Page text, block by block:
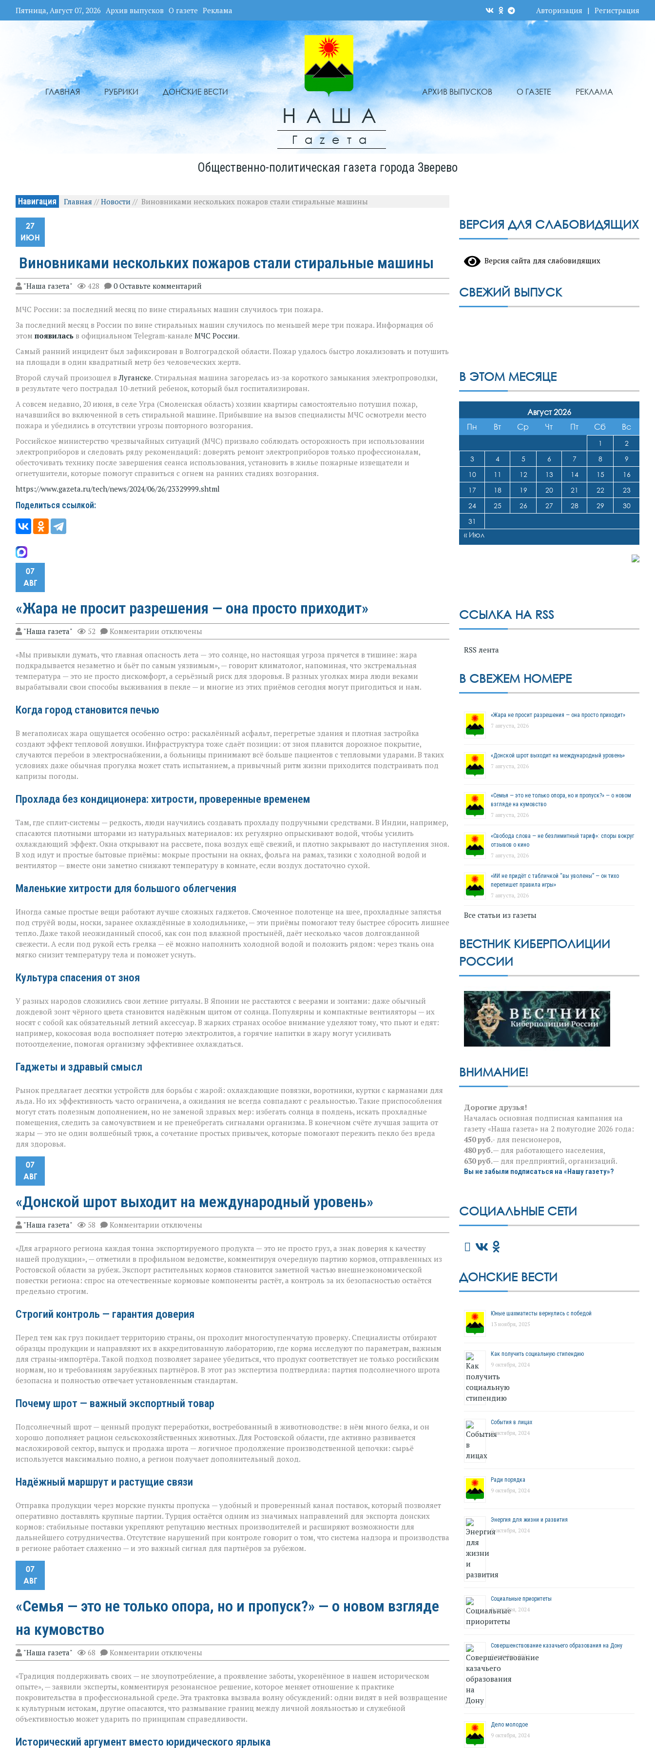
Пятница, Август 07, 2026 Архив выпусков О газете Реклама Авторизация | Регистрация
ГЛАВНАЯ РУБРИКИ ДОНСКИЕ ВЕСТИ
НАША
Гаzета
АРХИВ ВЫПУСКОВ О ГАЗЕТЕ РЕКЛАМА
Общественно-политическая газета города Зверево
Навигация Главная //Новости // Виновниками нескольких пожаров стали стиральные машины
27
ИЮН
Виновниками нескольких пожаров стали стиральные машины
"Наша газета" 428 0 Оставьте комментарий
МЧС России: за последний месяц по вине стиральных машин случилось три пожара.
За последний месяц в России по вине стиральных машин случилось по меньшей мере три пожара. Информация об
этом появилась в официальном Telegram-канале МЧС России.
Самый ранний инцидент был зафиксирован в Волгоградской области. Пожар удалось быстро локализовать и потушить
на площади в один квадратный метр без человеческих жертв.
Второй случай произошел вЛуганске. Стиральная машина загорелась из-за короткого замыкания электропроводки,
в результате чего пострадал 10-летний ребенок, который был госпитализирован.
А совсем недавно, 20 июня, в селе Угра (Смоленская область) хозяин квартиры самостоятельно потушил пожар,
начавшийся во включенной в сеть стиральной машине. Прибывшие на вызов специалисты МЧС осмотрели место
пожара и убедились в отсутствии угрозы повторного возгорания.
Российское министерство чрезвычайных ситуаций (МЧС) призвало соблюдать осторожность при использовании
электроприборов и следовать ряду рекомендаций: доверять ремонт электроприборов только профессионалам,
обесточивать технику после завершения сеанса использования, установить в жилье пожарные извещатели и
огнетушители, которые помогут справиться с огнем на ранних стадиях возгорания.
https://www.gazeta.ru/tech/news/2024/06/26/23329999.shtml
Поделиться ссылкой:
07
АВГ
«Жара не просит разрешения — она просто приходит»
"Наша газета" 52 Комментарии к
записи
не
просит
разрешения — она
просто
приходит»
отключены
«Мы привыкли думать, что главная опасность лета — это солнце, но настоящая угроза прячется в тишине: жара
подкрадывается незаметно и бьёт по самым уязвимым», — говорит климатолог, напоминая, что экстремальная
температура — это не просто дискомфорт, а серьёзный риск для здоровья. В разных уголках мира люди веками
вырабатывали свои способы выживания в пекле — и многие из этих приёмов сегодня могут пригодиться и нам.
Когда город становится печью
В мегаполисах жара ощущается особенно остро: раскалённый асфальт, перегретые здания и плотная застройка
создают эффект тепловой ловушки. Инфраструктура тоже сдаёт позиции: от зноя плавится дорожное покрытие,
случаются перебои в электроснабжении, а больницы принимают всё больше пациентов с тепловыми ударами. В таких
условиях даже обычная прогулка может стать испытанием, а привычный ритм жизни приходится подстраивать под
капризы погоды.
Прохлада без кондиционера: хитрости, проверенные временем
Там, где сплит‑системы — редкость, люди научились создавать прохладу подручными средствами. В Индии, например,
спасаются плотными шторами из натуральных материалов: их регулярно опрыскивают водой, чтобы усилить
охлаждающий эффект. Окна открывают на рассвете, пока воздух ещё свежий, и плотно закрывают до наступления зноя.
В ход идут и простые бытовые приёмы: мокрые простыни на окнах, фольга на рамах, тазики с холодной водой и
вентилятор — вместе они заметно снижают температуру в комнате, если воздух достаточно сухой.
Маленькие хитрости для большого облегчения
Иногда самые простые вещи работают лучше сложных гаджетов. Смоченное полотенце на шее, прохладные запястья
под струёй воды, носки, заранее охлаждённые в холодильнике, — эти приёмы помогают телу быстрее сбросить лишнее
тепло. Даже такой неожиданный способ, как сон под влажной простынёй, даёт несколько часов долгожданной
свежести. А если под рукой есть грелка — её можно наполнить холодной водой и положить рядом: через ткань она
мягко снизит температуру тела и поможет уснуть.
Культура спасения от зноя
У разных народов сложились свои летние ритуалы. В Японии не расстаются с веерами и зонтами: даже обычный
дождевой зонт чёрного цвета становится надёжным щитом от солнца. Популярны и компактные вентиляторы — их
носят с собой как обязательный летний аксессуар. В жарких странах особое внимание уделяют тому, что пьют и едят:
например, кокосовая вода восполняет потерю электролитов, а горячие напитки в жару могут усиливать
потоотделение, помогая организму эффективнее охлаждаться.
Гаджеты и здравый смысл
Рынок предлагает десятки устройств для борьбы с жарой: охлаждающие повязки, воротники, куртки с карманами для
льда. Но их эффективность часто ограничена, а ожидания не всегда совпадают с реальностью. Такие приспособления
могут стать полезным дополнением, но не заменой здравых мер: избегать солнца в полдень, искать прохладные
помещения, следить за самочувствием и не пренебрегать сигналами организма. В конечном счёте лучшая защита от
жары — это не один волшебный трюк, а сочетание простых привычек, которые помогают пережить пекло без вреда
для здоровья.
07
АВГ
«Донской шрот выходит на международный уровень»
"Наша газета" 58 Комментарии к
записи
шрот
выходит
международный
уровень»
отключены
«Для аграрного региона каждая тонна экспортируемого продукта — это не просто груз, а знак доверия к качеству
нашей продукции», — отметили в профильном ведомстве, комментируя очередную партию кормов, отправленных из
Ростовской области за рубеж. Экспорт растительных кормов становится заметной частью внешнеэкономической
повестки региона: спрос на отечественные кормовые компоненты растёт, а контроль за их безопасностью остаётся
предельно строгим.
Строгий контроль — гарантия доверия
Перед тем как груз покидает территорию страны, он проходит многоступенчатую проверку. Специалисты отбирают
образцы продукции и направляют их в аккредитованную лабораторию, где корма исследуют по параметрам, важным
для страны‑импортёра. Такой подход позволяет заранее убедиться, что продукт соответствует не только российским
нормам, но и требованиям зарубежных партнёров. В этот раз экспертиза подтвердила: партия подсолнечного шрота
безопасна и полностью отвечает установленным стандартам.
Почему шрот — важный экспортный товар
Подсолнечный шрот — ценный продукт переработки, востребованный в животноводстве: в нём много белка, и он
хорошо дополняет рацион сельскохозяйственных животных. Для Ростовской области, где активно развивается
масложировой сектор, выпуск и продажа шрота — логичное продолжение производственной цепочки: сырьё
используется максимально полно, а регион получает дополнительный доход.
Надёжный маршрут и растущие связи
Отправка продукции через морские пункты пропуска — удобный и проверенный канал поставок, который позволяет
оперативно доставлять крупные партии. Турция остаётся одним из значимых направлений для экспорта донских
кормов: стабильные поставки укрепляют репутацию местных производителей и расширяют возможности для
дальнейшего сотрудничества. Отсутствие нарушений при контроле говорит о том, что система надзора и производства
в регионе работает слаженно — и это важный сигнал для партнёров за рубежом.
07
АВГ
«Семья — это не только опора, но и пропуск?» — о новом взгляде
на кумовство
"Наша газета" 68 Комментарии к
записи
не
только
опора,
но
и
пропуск?» — о
на
отключены
«Традиция поддерживать своих — не злоупотребление, а проявление заботы, укоренённое в нашем историческом
опыте», — заявили эксперты, комментируя резонансное решение, которое меняет отношение к практике
покровительства в профессиональной среде. Эта трактовка вызвала волну обсуждений: одни видят в ней возвращение
к культурным истокам, другие опасаются, что размывание границ между личной лояльностью и служебной
объективностью может ударить по принципам справедливости.
Исторический аргумент вместо юридического ярлыка
ВЕРСИЯ ДЛЯ СЛАБОВИДЯЩИХ
Версия сайта для слабовидящих
СВЕЖИЙ ВЫПУСК
В ЭТОМ МЕСЯЦЕ
Август 2026
Пн
Вт Ср Чт Пт Сб Вс
1
2
3
4 5 6 7 8
9
10
11 12 13 14 15
16
17
18 19 20 21 22
23
24
25 26 27 28 29
30
31
« Июл
ССЫЛКА НА RSS
RSS лента
В СВЕЖЕМ НОМЕРЕ
«Жара не просит разрешения — она просто приходит»
7 августа, 2026
«Донской шрот выходит на международный уровень»
7 августа, 2026
«Семья — это не только опора, но и пропуск?» — о новом
взгляде на кумовство
7 августа, 2026
«Свобода слова — не безлимитный тариф»: споры вокруг
отзывов о кино
7 августа, 2026
«ИИ не придёт с табличкой “вы уволены” — он тихо
перепишет правила игры»
7 августа, 2026
Все статьи из газеты
ВЕСТНИК КИБЕРПОЛИЦИИ
РОССИИ
ВНИМАНИЕ!
Дорогие друзья!
Началась основная подписная кампания на
газету «Наша газета» на 2 полугодие 2026 года:
450 руб.- для пенсионеров,
480 руб.— для работающего населения,
630 руб.— для предприятий, организаций.
Вы не забыли подписаться на «Нашу газету»?
СОЦИАЛЬНЫЕ СЕТИ
ДОНСКИЕ ВЕСТИ
Юные шахматисты вернулись с победой
13 ноября, 2025
Как получить социальную стипендию
9 октября, 2024
События в лицах
9 октября, 2024
Ради порядка
9 октября, 2024
Энергия для жизни и развития
9 октября, 2024
Социальные приоритеты
9 октября, 2024
Совершенствование казачьего образования на Дону
9 октября, 2024
Дело молодое
9 октября, 2024